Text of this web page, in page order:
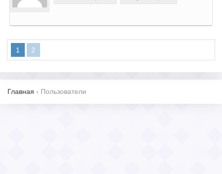
1 2
Главная › Пользователи